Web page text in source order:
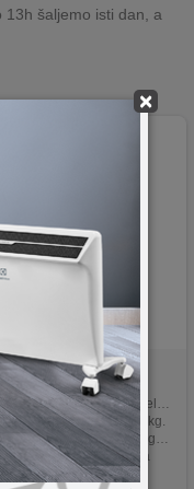
×
šaljemo isti dan, a
MC-803
zidni nosač za televizore veličine ekrana 23-100"
nosivost do 50 kg.
podešavanja nagiba i visine
metalna konstrukcija
i brza montaža na strop